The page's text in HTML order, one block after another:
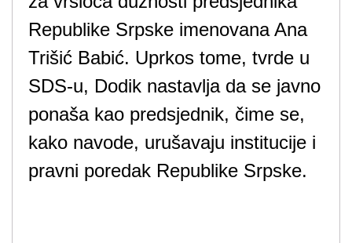
Republike Srpske imenovana Ana
Trišić Babić. Uprkos tome, tvrde u
SDS-u, Dodik nastavlja da se javno
ponaša kao predsjednik, čime se,
kako navode, urušavaju institucije i
pravni poredak Republike Srpske.